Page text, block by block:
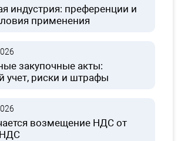
индустрия: преференции и
применения
закупочные акты:
учет, риски и штрафы
возмещение НДС от
НДС